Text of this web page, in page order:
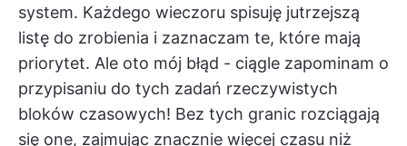
system. Każdego wieczoru spisuję jutrzejszą
listę do zrobienia i zaznaczam te, które mają
priorytet. Ale oto mój błąd - ciągle zapominam o
przypisaniu do tych zadań rzeczywistych
bloków czasowych! Bez tych granic rozciągają
się one, zajmując znacznie więcej czasu niż